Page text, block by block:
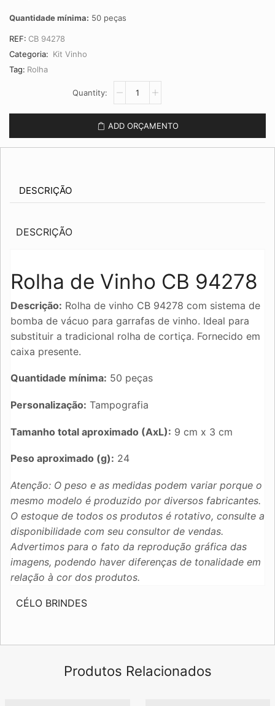
Quantidade mínima: 50 peças
REF: CB 94278
Categoria: Kit Vinho
Tag: Rolha
94278
ADD ORÇAMENTO
DESCRIÇÃO
DESCRIÇÃO
Rolha de Vinho CB 94278
Descrição: Rolha de vinho CB 94278 com sistema de
bomba de vácuo para garrafas de vinho. Ideal para
substituir a tradicional rolha de cortiça. Fornecido em
caixa presente.
Quantidade mínima: 50 peças
Personalização: Tampografia
Tamanho total aproximado (AxL): 9 cm x 3 cm
Peso aproximado (g): 24
Atenção: O peso e as medidas podem variar porque o
mesmo modelo é produzido por diversos fabricantes.
O estoque de todos os produtos é rotativo, consulte a
disponibilidade com seu consultor de vendas.
Advertimos para o fato da reprodução gráfica das
imagens, podendo haver diferenças de tonalidade em
relação à cor dos produtos.
CÉLO BRINDES
Produtos Relacionados